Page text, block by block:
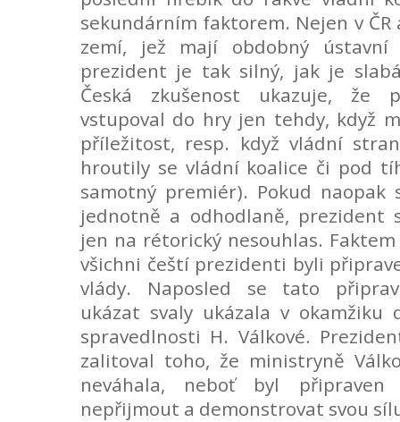
sekundárním faktorem. Nejen v
zemí, jež mají obdobný
prezident je tak silný, jak je
Česká zkušenost ukazuje, že
vstupoval do hry jen tehdy, když
příležitost, resp. když vládní
hroutily se vládní koalice či pod
samotný premiér). Pokud naopak
jednotně a odhodlaně, prezident
jen na rétorický nesouhlas.
všichni čeští prezidenti byli
vlády. Naposled se tato
ukázat svaly ukázala v okamžiku
spravedlnosti H. Válkové.
zalitoval toho, že ministryně
neváhala, neboť byl připraven
nepřijmout a demonstrovat svou